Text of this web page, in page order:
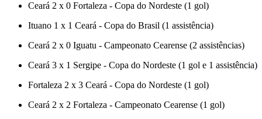
Ceará 2 x 0 Fortaleza - Copa do Nordeste (1 gol)
Ituano 1 x 1 Ceará - Copa do Brasil (1 assistência)
Ceará 2 x 0 Iguatu - Campeonato Cearense (2 assistências)
Ceará 3 x 1 Sergipe - Copa do Nordeste (1 gol e 1 assistência)
Fortaleza 2 x 3 Ceará - Copa do Nordeste (1 gol)
Ceará 2 x 2 Fortaleza - Campeonato Cearense (1 gol)